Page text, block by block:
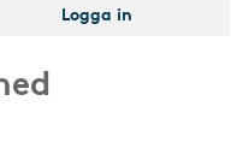
Logga in